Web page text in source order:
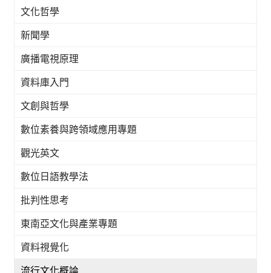
文化哲學
新聞學
廣播電視原理
資料庫入門
文創與哲學
數位素養與跨領域應用專題
觀光英文
數位日語教學法
批判性思考
東南亞文化與產業專題
資料視覺化